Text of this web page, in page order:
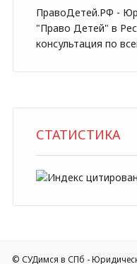
ПравоДетей.РФ -
"Право Детей" в
консультация по
СТАТИСТИКА
© СУДимся в СПб -